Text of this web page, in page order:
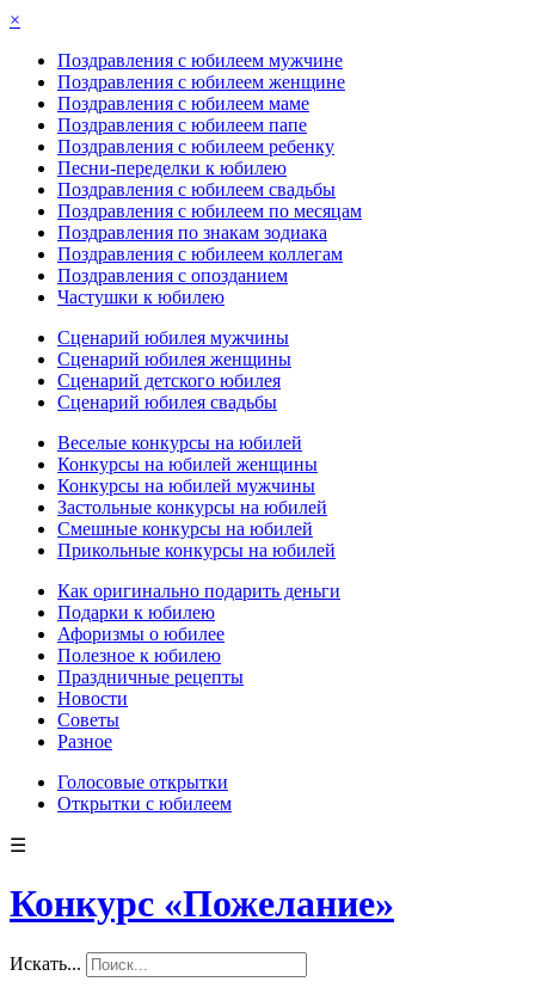
×
Поздравления с юбилеем мужчине
Поздравления с юбилеем женщине
Поздравления с юбилеем маме
Поздравления с юбилеем папе
Поздравления с юбилеем ребенку
Песни-переделки к юбилею
Поздравления с юбилеем свадьбы
Поздравления с юбилеем по месяцам
Поздравления по знакам зодиака
Поздравления с юбилеем коллегам
Поздравления с опозданием
Частушки к юбилею
Сценарий юбилея мужчины
Сценарий юбилея женщины
Сценарий детского юбилея
Сценарий юбилея свадьбы
Веселые конкурсы на юбилей
Конкурсы на юбилей женщины
Конкурсы на юбилей мужчины
Застольные конкурсы на юбилей
Смешные конкурсы на юбилей
Прикольные конкурсы на юбилей
Как оригинально подарить деньги
Подарки к юбилею
Афоризмы о юбилее
Полезное к юбилею
Праздничные рецепты
Новости
Советы
Разное
Голосовые открытки
Открытки с юбилеем
☰
Конкурс «Пожелание»
Искать...